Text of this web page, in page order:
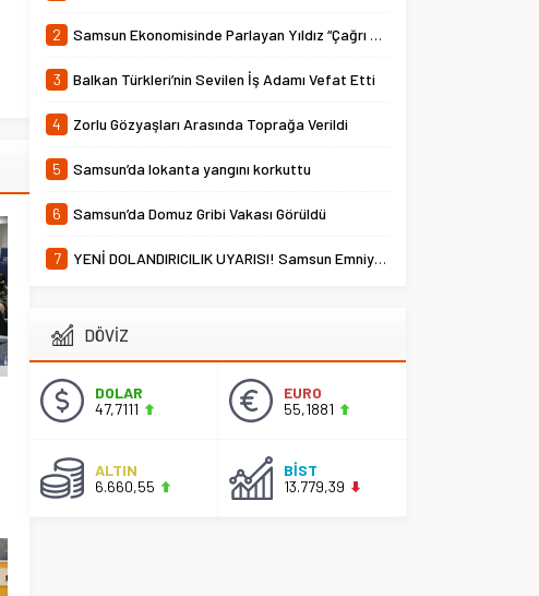
2 Samsun Ekonomisinde Parlayan Yıldız “Çağrı Temper”
3 Balkan Türkleri’nin Sevilen İş Adamı Vefat Etti
4 Zorlu Gözyaşları Arasında Toprağa Verildi
5 Samsun’da lokanta yangını korkuttu
6 Samsun’da Domuz Gribi Vakası Görüldü
7 YENİ DOLANDIRICILIK UYARISI! Samsun Emniyet Müdürlüğü Uyardı
DÖVİZ
DOLAR
47,7111
EURO
55,1881
ALTIN
6.660,55
BİST
13.779,39